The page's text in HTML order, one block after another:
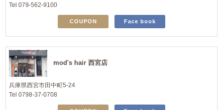
Tel 079-562-9100
COUPON Face book
mod's hair 西宮店
兵庫県西宮市田中町5-24
Tel 0798-37-0708